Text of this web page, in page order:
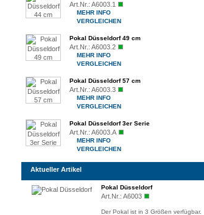
Art.Nr.: A6003.1
MEHR INFO
VERGLEICHEN
Pokal Düsseldorf 49 cm
Art.Nr.: A6003.2
MEHR INFO
VERGLEICHEN
Pokal Düsseldorf 57 cm
Art.Nr.: A6003.3
MEHR INFO
VERGLEICHEN
Pokal Düsseldorf 3er Serie
Art.Nr.: A6003.A
MEHR INFO
VERGLEICHEN
Aktueller Artikel
Pokal Düsseldorf
Art.Nr.: A6003
Der Pokal ist in 3 Größen verfügbar.